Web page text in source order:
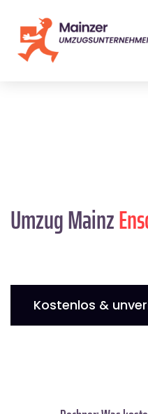
Umzug Mainz
Kostenlos &